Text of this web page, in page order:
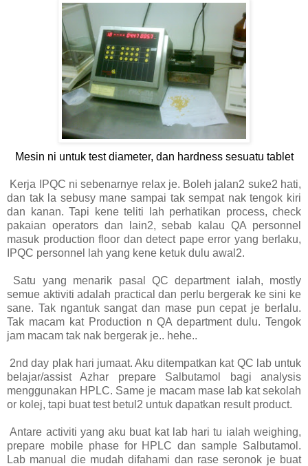
Mesin ni untuk test diameter, dan hardness sesuatu tablet
Kerja IPQC ni sebenarnye relax je. Boleh jalan2 suke2 hati,
dan tak la sebusy mane sampai tak sempat nak tengok kiri
dan kanan. Tapi kene teliti lah perhatikan process, check
pakaian operators dan lain2, sebab kalau QA personnel
masuk production floor dan detect pape error yang berlaku,
IPQC personnel lah yang kene ketuk dulu awal2.
Satu yang menarik pasal QC department ialah, mostly
semue aktiviti adalah practical dan perlu bergerak ke sini ke
sane. Tak ngantuk sangat dan mase pun cepat je berlalu.
Tak macam kat Production n QA department dulu. Tengok
jam macam tak nak bergerak je.. hehe..
2nd day plak hari jumaat. Aku ditempatkan kat QC lab untuk
belajar/assist Azhar prepare Salbutamol bagi analysis
menggunakan HPLC. Same je macam mase lab kat sekolah
or kolej, tapi buat test betul2 untuk dapatkan result product.
Antare activiti yang aku buat kat lab hari tu ialah weighing,
prepare mobile phase for HPLC dan sample Salbutamol.
Lab manual die mudah difahami dan rase seronok je buat